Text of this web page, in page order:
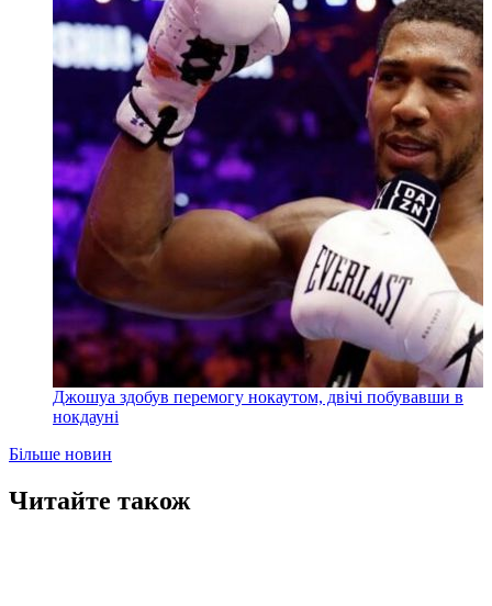
Джошуа здобув перемогу нокаутом, двічі побувавши в
нокдауні
Більше новин
Читайте також